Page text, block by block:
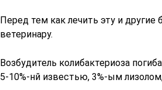
Перед тем как лечить эту и другие
ветеринару.
Возбудитель колибактериоза
5-10%-нй известью, 3%-ым